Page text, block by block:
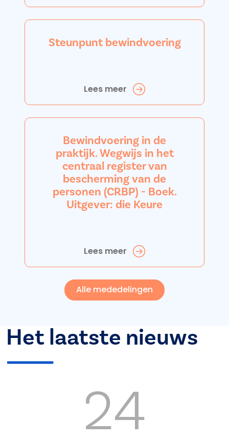
Steunpunt bewindvoering
Lees meer
Bewindvoering in de
praktijk. Wegwijs in het
centraal register van
bescherming van de
personen (CRBP) - Boek.
Uitgever: die Keure
Lees meer
Alle mededelingen
Het laatste nieuws
24